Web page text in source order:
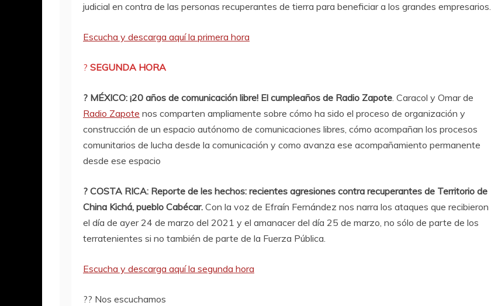
judicial en contra de las personas recuperantes de tierra para beneficiar a los grandes empresarios.
Escucha y descarga aquí la primera hora
? SEGUNDA HORA
? MÉXICO: ¡20 años de comunicación libre! El cumpleaños de Radio Zapote. Caracol y Omar de
Radio Zapote nos comparten ampliamente sobre cómo ha sido el proceso de organización y
construcción de un espacio autónomo de comunicaciones libres, cómo acompañan los procesos
comunitarios de lucha desde la comunicación y como avanza ese acompañamiento permanente
desde ese espacio
? COSTA RICA: Reporte de les hechos: recientes agresiones contra recuperantes de Territorio de
China Kichá, pueblo Cabécar. Con la voz de Efraín Fernández nos narra los ataques que recibieron
el día de ayer 24 de marzo del 2021 y el amanacer del día 25 de marzo, no sólo de parte de los
terratenientes si no también de parte de la Fuerza Pública.
Escucha y descarga aquí la segunda hora
?? Nos escuchamos